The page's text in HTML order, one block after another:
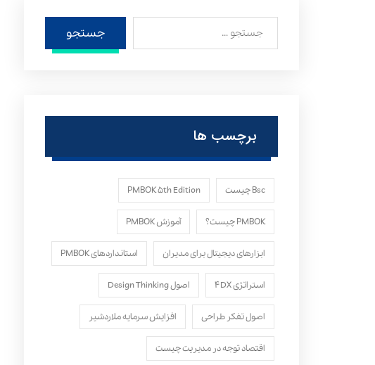
جستجو
برچسب ها
Bsc چیست PMBOK ۵th Edition
PMBOK چیست؟ آموزش PMBOK
ابزارهای دیجیتال برای مدیران استانداردهای PMBOK
استراتژی ۴DX اصول Design Thinking
اصول تفکر طراحی افزایش سرمایه ملاردشیر
اقتصاد توجه در مدیریت چیست